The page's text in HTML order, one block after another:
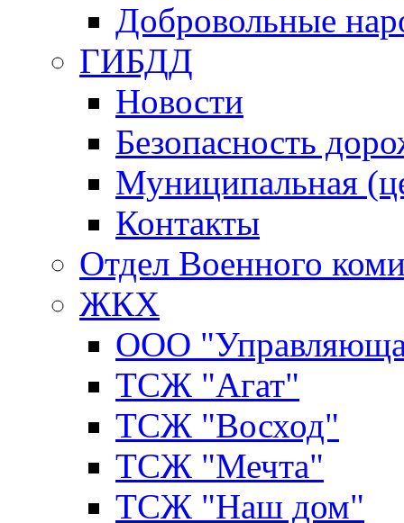
Добровольные
ГИБДД
Новости
Безопасность
Муниципальная
Контакты
Отдел Военного
ЖКХ
ООО
ТСЖ "Агат"
ТСЖ "Восход"
ТСЖ "Мечта"
ТСЖ "Наш дом"